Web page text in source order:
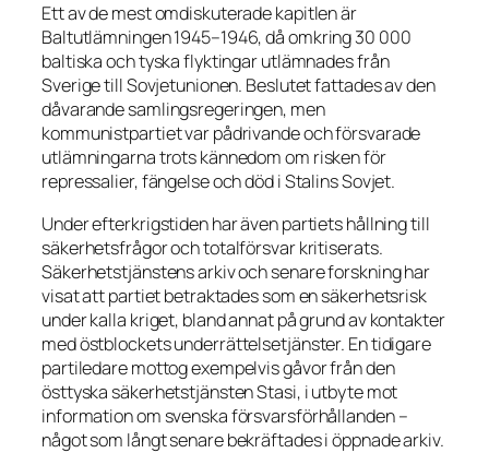
Ett av de mest omdiskuterade kapitlen är
Baltutlämningen 1945–1946, då omkring 30 000
baltiska och tyska flyktingar utlämnades från
Sverige till Sovjetunionen. Beslutet fattades av den
dåvarande samlingsregeringen, men
kommunistpartiet var pådrivande och försvarade
utlämningarna trots kännedom om risken för
repressalier, fängelse och död i Stalins Sovjet.
Under efterkrigstiden har även partiets hållning till
säkerhetsfrågor och totalförsvar kritiserats.
Säkerhetstjänstens arkiv och senare forskning har
visat att partiet betraktades som en säkerhetsrisk
under kalla kriget, bland annat på grund av kontakter
med östblockets underrättelsetjänster. En tidigare
partiledare mottog exempelvis gåvor från den
östtyska säkerhetstjänsten Stasi, i utbyte mot
information om svenska försvarsförhållanden –
något som långt senare bekräftades i öppnade arkiv.